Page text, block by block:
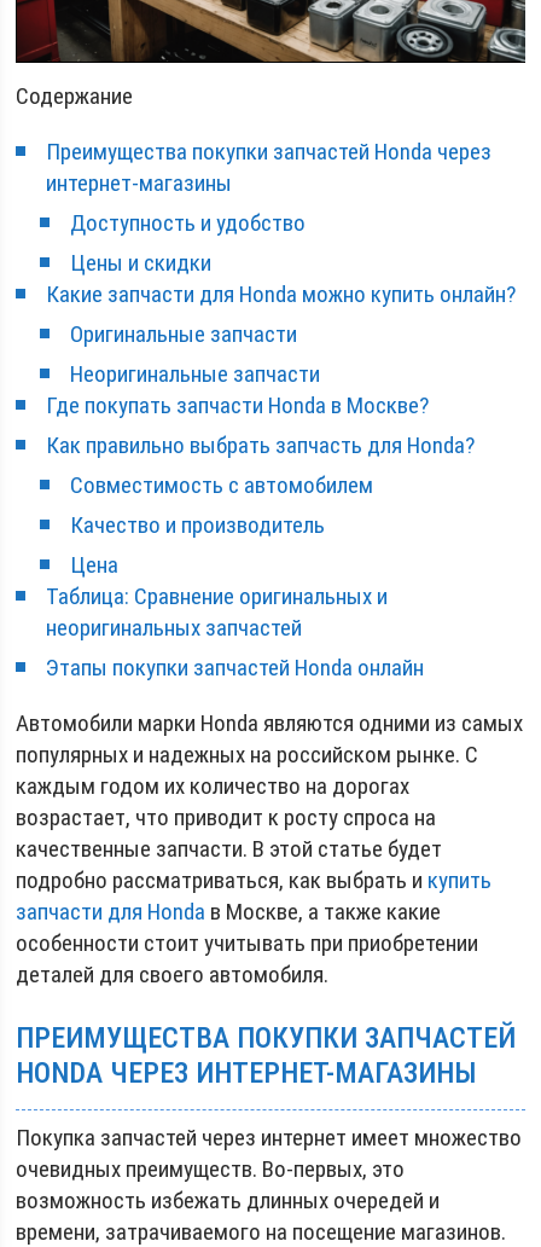
Содержание
Преимущества покупки запчастей Honda через
интернет-магазины
Доступность и удобство
Цены и скидки
Какие запчасти для Honda можно купить онлайн?
Оригинальные запчасти
Неоригинальные запчасти
Где покупать запчасти Honda в Москве?
Как правильно выбрать запчасть для Honda?
Совместимость с автомобилем
Качество и производитель
Цена
Таблица: Сравнение оригинальных и
неоригинальных запчастей
Этапы покупки запчастей Honda онлайн
Автомобили марки Honda являются одними из самых
популярных и надежных на российском рынке. С
каждым годом их количество на дорогах
возрастает, что приводит к росту спроса на
качественные запчасти. В этой статье будет
подробно рассматриваться, как выбрать и купить
запчасти для Honda в Москве, а также какие
особенности стоит учитывать при приобретении
деталей для своего автомобиля.
ПРЕИМУЩЕСТВА ПОКУПКИ ЗАПЧАСТЕЙ
HONDA ЧЕРЕЗ ИНТЕРНЕТ-МАГАЗИНЫ
Покупка запчастей через интернет имеет множество
очевидных преимуществ. Во-первых, это
возможность избежать длинных очередей и
времени, затрачиваемого на посещение магазинов.